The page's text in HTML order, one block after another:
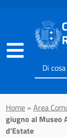
Inserisci
il
cercare
Home » Area
giugno al Museo
d’Estate